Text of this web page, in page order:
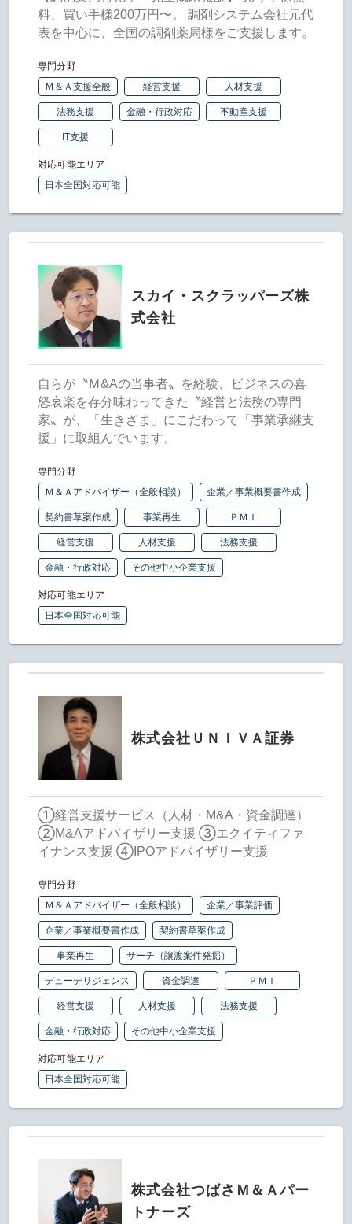
料、買い手様200万円〜。 調剤システム会社元代
表を中心に、全国の調剤薬局様をご支援します。
専門分野
Ｍ＆Ａ支援全般
経営支援 人材支援
法務支援 金融・行政対応 不動産支援
IT支援
対応可能エリア
日本全国対応可能
スカイ・スクラッパーズ株
式会社
自らが〝Ｍ&Aの当事者〟を経験、ビジネスの喜
怒哀楽を存分味わってきた〝経営と法務の専門
家〟が、「生きざま」にこだわって「事業承継支
援」に取組んでいます。
専門分野
Ｍ＆Ａアドバイザー（全般相談）
企業／事業概要書作成
契約書草案作成 事業再生 ＰＭＩ
経営支援 人材支援 法務支援
金融・行政対応 その他中小企業支援
対応可能エリア
日本全国対応可能
株式会社ＵＮＩＶＡ証券
①経営支援サービス（人材・M&A・資金調達）
②M&Aアドバイザリー支援 ③エクイティファ
イナンス支援 ④IPOアドバイザリー支援
専門分野
Ｍ＆Ａアドバイザー（全般相談）
企業／事業評価
企業／事業概要書作成 契約書草案作成
事業再生 サーチ（譲渡案件発掘）
デューデリジェンス 資金調達 ＰＭＩ
経営支援 人材支援 法務支援
金融・行政対応 その他中小企業支援
対応可能エリア
日本全国対応可能
株式会社つばさＭ＆Ａパー
トナーズ